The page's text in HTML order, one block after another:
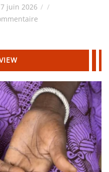
Chérif écrit au ministre
juin 2026 / /